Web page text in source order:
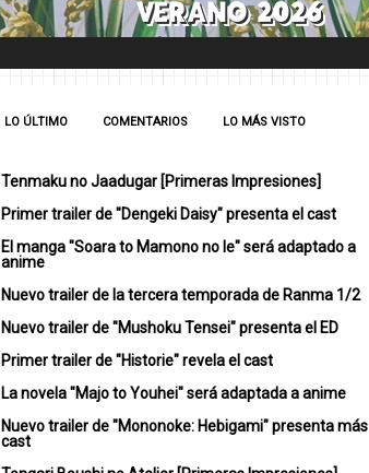
LO ÚLTIMO COMENTARIOS LO MÁS VISTO
Tenmaku no Jaadugar [Primeras Impresiones]
Primer trailer de "Dengeki Daisy" presenta el cast
El manga "Soara to Mamono no Ie" será adaptado a
anime
Nuevo trailer de la tercera temporada de Ranma 1/2
Nuevo trailer de "Mushoku Tensei" presenta el ED
Primer trailer de "Historie" revela el cast
La novela "Majo to Youhei" será adaptada a anime
Nuevo trailer de "Mononoke: Hebigami" presenta más
cast